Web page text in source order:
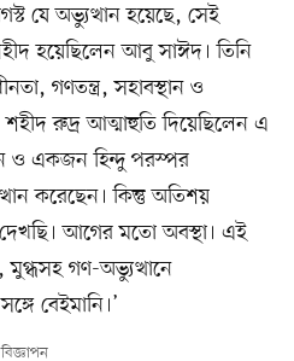
যে অভ্যুত্থান হয়েছে, সেই
হয়েছিলেন আবু সাঈদ। তিনি
গণতন্ত্র, সহাবস্থান ও
শহীদ রুদ্র আত্মাহুতি দিয়েছিলেন এ
একজন হিন্দু পরস্পর
করেছেন। কিন্তু অতিশয়
দেখছি। আগের মতো অবস্থা। এই
গণ-অভ্যুত্থানে
বেইমানি।’